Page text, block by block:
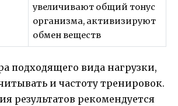
увеличивают общий тонус
организма, активизируют
обмен веществ
подходящего вида нагрузки,
и частоту тренировок.
результатов рекомендуется